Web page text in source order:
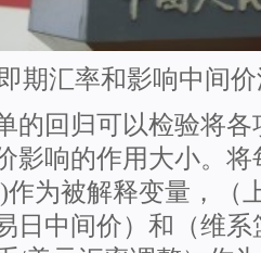
期汇率和影响中间
的回归可以检验将
影响的作用大小。
作为被解释变量，（
日中间价）和（维